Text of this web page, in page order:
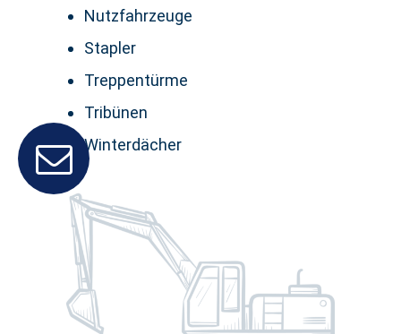
Nutzfahrzeuge
Stapler
Treppentürme
Tribünen
Winterdächer